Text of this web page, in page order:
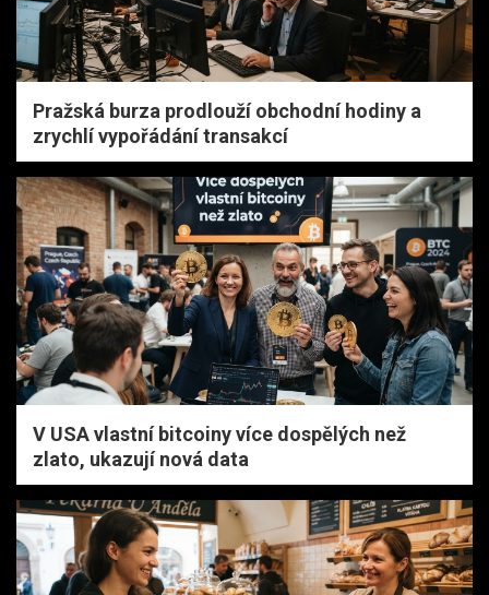
Pražská burza prodlouží obchodní hodiny a
zrychlí vypořádání transakcí
V USA vlastní bitcoiny více dospělých než
zlato, ukazují nová data